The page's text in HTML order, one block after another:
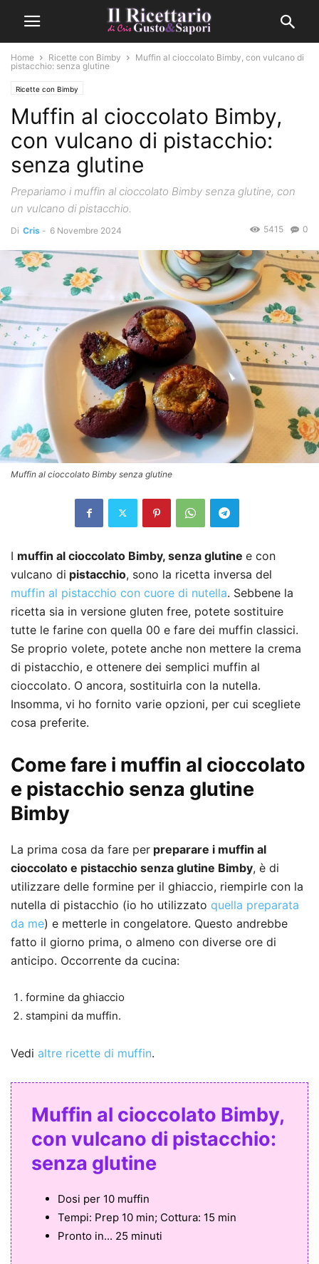
Home Ricette con Bimby
Muffin al cioccolato Bimby, con vulcano di
pistacchio: senza glutine
Ricette con Bimby
Muffin al cioccolato Bimby,
con vulcano di pistacchio:
senza glutine
Prepariamo i muffin al cioccolato Bimby senza glutine, con
un vulcano di pistacchio.
Di Cris - 6 Novembre 2024 0
5415
Muffin al cioccolato Bimby senza glutine
I muffin al cioccolato Bimby, senza glutine e con
vulcano di pistacchio, sono la ricetta inversa del
muffin al pistacchio con cuore di nutella. Sebbene la
ricetta sia in versione gluten free, potete sostituire
tutte le farine con quella 00 e fare dei muffin classici.
Se proprio volete, potete anche non mettere la crema
di pistacchio, e ottenere dei semplici muffin al
cioccolato. O ancora, sostituirla con la nutella.
Insomma, vi ho fornito varie opzioni, per cui scegliete
cosa preferite.
Come fare i muffin al cioccolato
e pistacchio senza glutine
Bimby
La prima cosa da fare per preparare i muffin al
cioccolato e pistacchio senza glutine Bimby, è di
utilizzare delle formine per il ghiaccio, riempirle con la
nutella di pistacchio (io ho utilizzato quella preparata
da me) e metterle in congelatore. Questo andrebbe
fatto il giorno prima, o almeno con diverse ore di
anticipo. Occorrente da cucina:
formine da ghiaccio
stampini da muffin.
Vedi altre ricette di muffin.
Muffin al cioccolato Bimby,
con vulcano di pistacchio:
senza glutine
Dosi per 10 muffin
Tempi: Prep 10 min; Cottura: 15 min
Pronto in... 25 minuti